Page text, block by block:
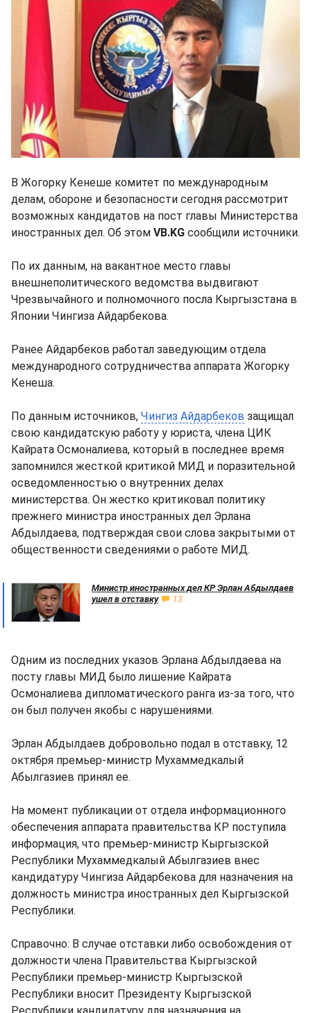
В Жогорку Кенеше комитет по международным
делам, обороне и безопасности сегодня рассмотрит
возможных кандидатов на пост главы Министерства
иностранных дел. Об этом VB.KG сообщили источники.
По их данным, на вакантное место главы
внешнеполитического ведомства выдвигают
Чрезвычайного и полномочного посла Кыргызстана в
Японии Чингиза Айдарбекова.
Ранее Айдарбеков работал заведующим отдела
международного сотрудничества аппарата Жогорку
Кенеша.
По данным источников, Чингиз Айдарбеков защищал
свою кандидатскую работу у юриста, члена ЦИК
Кайрата Осмоналиева, который в последнее время
запомнился жесткой критикой МИД и поразительной
осведомленностью о внутренних делах
министерства. Он жестко критиковал политику
прежнего министра иностранных дел Эрлана
Абдылдаева, подтверждая свои слова закрытыми от
общественности сведениями о работе МИД.
Министр иностранных дел КР Эрлан Абдылдаев
ушел в отставку
13
Одним из последних указов Эрлана Абдылдаева на
посту главы МИД было лишение Кайрата
Осмоналиева дипломатического ранга из-за того, что
он был получен якобы с нарушениями.
Эрлан Абдылдаев добровольно подал в отставку, 12
октября премьер-министр Мухаммедкалый
Абылгазиев принял ее.
На момент публикации от отдела информационного
обеспечения аппарата правительства КР поступила
информация, что премьер-министр Кыргызской
Республики Мухаммедкалый Абылгазиев внес
кандидатуру Чингиза Айдарбекова для назначения на
должность министра иностранных дел Кыргызской
Республики.
Справочно: В случае отставки либо освобождения от
должности члена Правительства Кыргызской
Республики премьер-министр Кыргызской
Республики вносит Президенту Кыргызской